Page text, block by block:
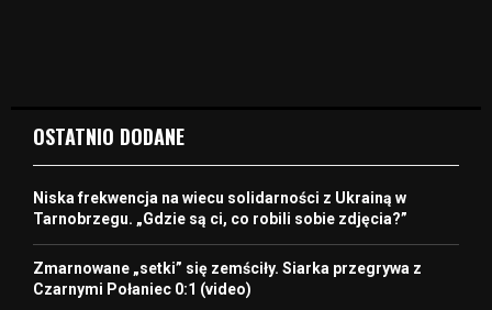
OSTATNIO DODANE
Niska frekwencja na wiecu solidarności z Ukrainą w
Tarnobrzegu. „Gdzie są ci, co robili sobie zdjęcia?”
Zmarnowane „setki” się zemściły. Siarka przegrywa z
Czarnymi Połaniec 0:1 (video)